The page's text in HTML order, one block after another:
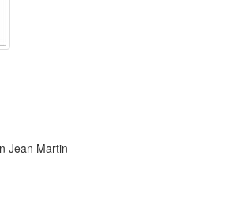
Jean Martin